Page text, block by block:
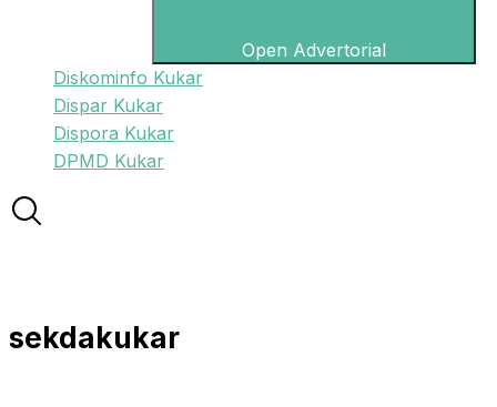
Open Advertorial
Diskominfo Kukar
Dispar Kukar
Dispora Kukar
DPMD Kukar
sekdakukar